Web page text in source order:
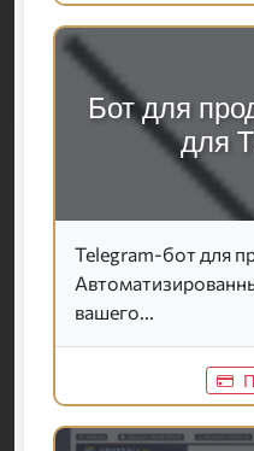
Бот для
для
Telegram-бот для
вашего...